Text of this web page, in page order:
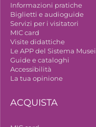
Informazioni pratiche
Biglietti e audioguide
Servizi per i visitatori
MIC card
Visite didattiche
Le APP del Sistema Musei
Guide e cataloghi
Accessibilità
La tua opinione
ACQUISTA